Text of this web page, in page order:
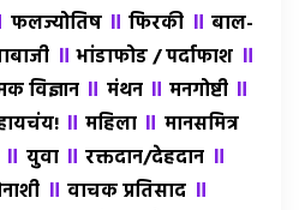
फलज्योतिष ॥फिरकी ॥ बाल-
॥भांडाफोड / पर्दाफाश ॥
विज्ञान ॥ मंथन ॥मनगोष्टी ॥
॥महिला ॥ मानसमित्र
॥ युवा ॥रक्तदान/देहदान ॥
॥ वाचक प्रतिसाद ॥